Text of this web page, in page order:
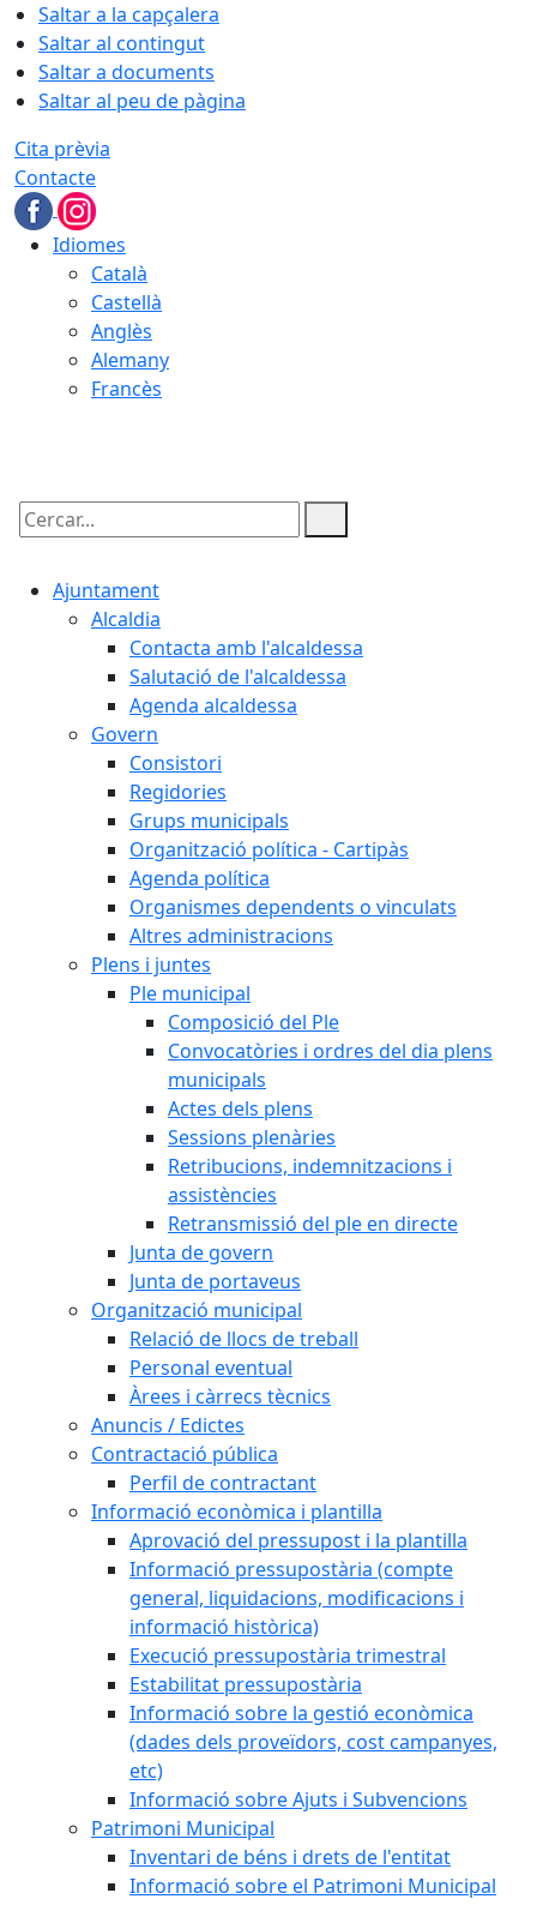
Saltar a la capçalera
Saltar al contingut
Saltar a documents
Saltar al peu de pàgina
Cita prèvia
Contacte
Idiomes
Català
Castellà
Anglès
Alemany
Francès
Cercar:
Ajuntament
Alcaldia
Contacta amb l'alcaldessa
Salutació de l'alcaldessa
Agenda alcaldessa
Govern
Consistori
Regidories
Grups municipals
Organització política - Cartipàs
Agenda política
Organismes dependents o vinculats
Altres administracions
Plens i juntes
Ple municipal
Composició del Ple
Convocatòries i ordres del dia plens
municipals
Actes dels plens
Sessions plenàries
Retribucions, indemnitzacions i
assistències
Retransmissió del ple en directe
Junta de govern
Junta de portaveus
Organització municipal
Relació de llocs de treball
Personal eventual
Àrees i càrrecs tècnics
Anuncis / Edictes
Contractació pública
Perfil de contractant
Informació econòmica i plantilla
Aprovació del pressupost i la plantilla
Informació pressupostària (compte
general, liquidacions, modificacions i
informació històrica)
Execució pressupostària trimestral
Estabilitat pressupostària
Informació sobre la gestió econòmica
(dades dels proveïdors, cost campanyes,
etc)
Informació sobre Ajuts i Subvencions
Patrimoni Municipal
Inventari de béns i drets de l'entitat
Informació sobre el Patrimoni Municipal